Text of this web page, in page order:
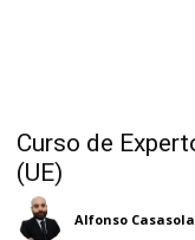
Curso de
(UE)
Alfonso